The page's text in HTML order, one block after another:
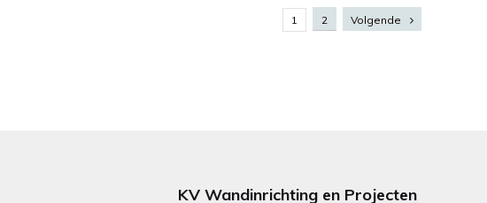
1 2 Volgende
KV Wandinrichting en Projecten